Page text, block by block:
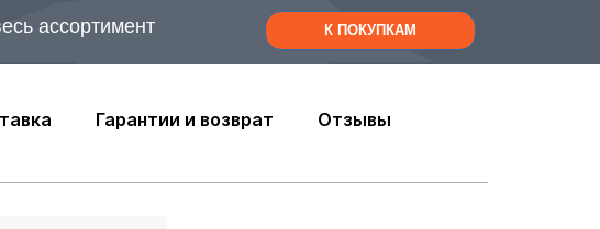
ассортимент К ПОКУПКАМ
Гарантии и возврат
Отзывы